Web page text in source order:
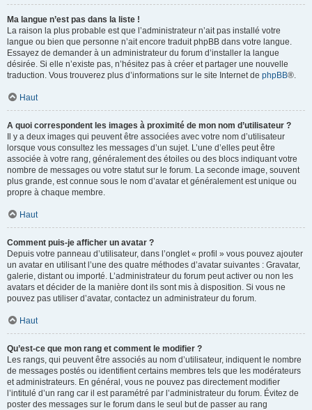
Ma langue n’est pas dans la liste !
La raison la plus probable est que l’administrateur n’ait pas installé votre
langue ou bien que personne n’ait encore traduit phpBB dans votre langue.
Essayez de demander à un administrateur du forum d’installer la langue
désirée. Si elle n’existe pas, n’hésitez pas à créer et partager une nouvelle
traduction. Vous trouverez plus d’informations sur le site Internet de phpBB®.
Haut
A quoi correspondent les images à proximité de mon nom d’utilisateur ?
Il y a deux images qui peuvent être associées avec votre nom d’utilisateur
lorsque vous consultez les messages d’un sujet. L’une d’elles peut être
associée à votre rang, généralement des étoiles ou des blocs indiquant votre
nombre de messages ou votre statut sur le forum. La seconde image, souvent
plus grande, est connue sous le nom d’avatar et généralement est unique ou
propre à chaque membre.
Haut
Comment puis-je afficher un avatar ?
Depuis votre panneau d’utilisateur, dans l’onglet « profil » vous pouvez ajouter
un avatar en utilisant l’une des quatre méthodes d’avatar suivantes : Gravatar,
galerie, distant ou importé. L’administrateur du forum peut activer ou non les
avatars et décider de la manière dont ils sont mis à disposition. Si vous ne
pouvez pas utiliser d’avatar, contactez un administrateur du forum.
Haut
Qu’est-ce que mon rang et comment le modifier ?
Les rangs, qui peuvent être associés au nom d’utilisateur, indiquent le nombre
de messages postés ou identifient certains membres tels que les modérateurs
et administrateurs. En général, vous ne pouvez pas directement modifier
l’intitulé d’un rang car il est paramétré par l’administrateur du forum. Évitez de
poster des messages sur le forum dans le seul but de passer au rang